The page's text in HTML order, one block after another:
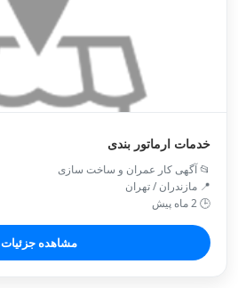
خدمات ارماتور بندی
📂 آگهی کار عمران و ساخت سازی
📍 مازندران / تهران
🕒 2 ماه پیش
مشاهده جزئیات